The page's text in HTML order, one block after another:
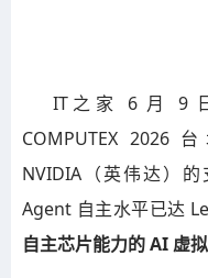
IT之家 6 月 9
COMPUTEX
NVIDIA（英伟达）
Agent 自主水平已达
自主芯片能力的 AI 虚